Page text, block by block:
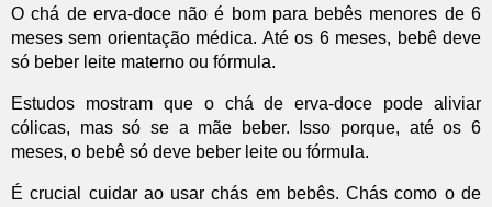
O chá de erva-doce não é bom para bebês menores de 6
meses sem orientação médica. Até os 6 meses, bebê deve
só beber leite materno ou fórmula.
Estudos mostram que o chá de erva-doce pode aliviar
cólicas, mas só se a mãe beber. Isso porque, até os 6
meses, o bebê só deve beber leite ou fórmula.
É crucial cuidar ao usar chás em bebês. Chás como o de